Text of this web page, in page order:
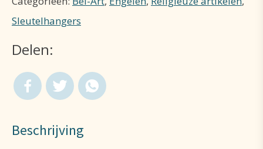
Sleutelhangers
Delen:
Beschrijving